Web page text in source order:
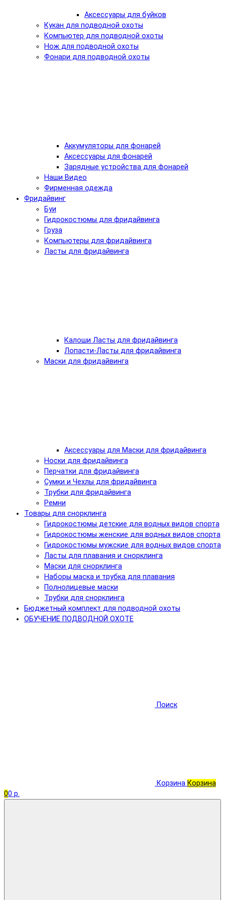
Аксессуары для буйков
Кукан для подводной охоты
Компьютер для подводной охоты
Нож для подводной охоты
Фонари для подводной охоты
Аккумуляторы для фонарей
Аксессуары для фонарей
Зарядные устройства для фонарей
Наши Видео
Фирменная одежда
Фридайвинг
Буи
Гидрокостюмы для фридайвинга
Груза
Компьютеры для фридайвинга
Ласты для фридайвинга
Калоши Ласты для фридайвинга
Лопасти-Ласты для фридайвинга
Маски для фридайвинга
Аксессуары для Маски для фридайвинга
Носки для фридайвинга
Перчатки для фридайвинга
Сумки и Чехлы для фридайвинга
Трубки для фридайвинга
Ремни
Товары для снорклинга
Гидрокостюмы детские для водных видов спорта
Гидрокостюмы женские для водных видов спорта
Гидрокостюмы мужские для водных видов спорта
Ласты для плавания и снорклинга
Маски для снорклинга
Наборы маска и трубка для плавания
Полнолицевые маски
Трубки для снорклинга
Бюджетный комплект для подводной охоты
ОБУЧЕНИЕ ПОДВОДНОЙ ОХОТЕ
Поиск
Корзина Корзина
00 р.